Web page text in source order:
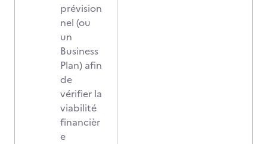
prévision
nel (ou
un
Business
Plan) afin
de
vérifier la
viabilité
financièr
e